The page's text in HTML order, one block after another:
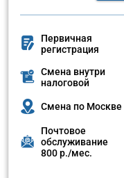
Первичная
регистрация
Смена внутри
налоговой
Смена по Москве
Почтовое
обслуживание
800 р./мес.